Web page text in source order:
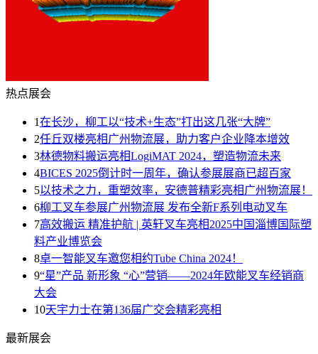
热点展会
1在长沙，柳工以“技术+生态”打出这几张“大牌”
2任丘双楼亮相广州物流展，助力客户企业降本增效
3林德物料搬运亮相LogiMAT 2024，塑造物流未来
4BICES 2025倒计时一周年，确认参展展商已超百家
5以技术之力，重塑效率，安德普精彩亮相广州物流展！
6柳工叉车参展广州物流展 发布全新F系列电动叉车
7高效搬运 精准护航 | 英轩叉车亮相2025中国淄博国际塑
料产业博览会
8卓一智能叉车邀您相约Tube China 2024！
9“星”产品 新形象 “心”营销——2024年欧能叉车经销商
大会
10天宇力士在第136届广交会精彩亮相
最新展会